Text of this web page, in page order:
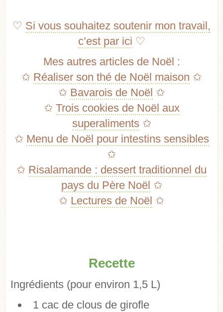
♡ Si vous souhaitez soutenir mon travail,
c’est par ici ♡
Mes autres articles de Noël :
✩ Réaliser son thé de Noël maison ✩
✩ Bavarois de Noël ✩
✩ Trois cookies de Noël aux
superaliments✩
✩ Menu de Noël pour intestins sensibles
✩
✩ Risalamande : dessert traditionnel du
pays du Père Noël ✩
✩ Lectures de Noël ✩
Recette
Ingrédients (pour environ 1,5 L)
1 cac de clous de girofle